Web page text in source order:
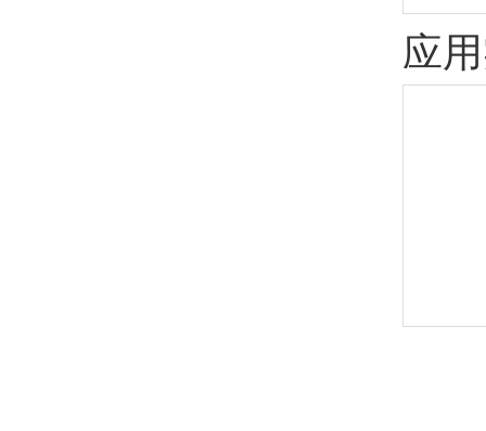
应